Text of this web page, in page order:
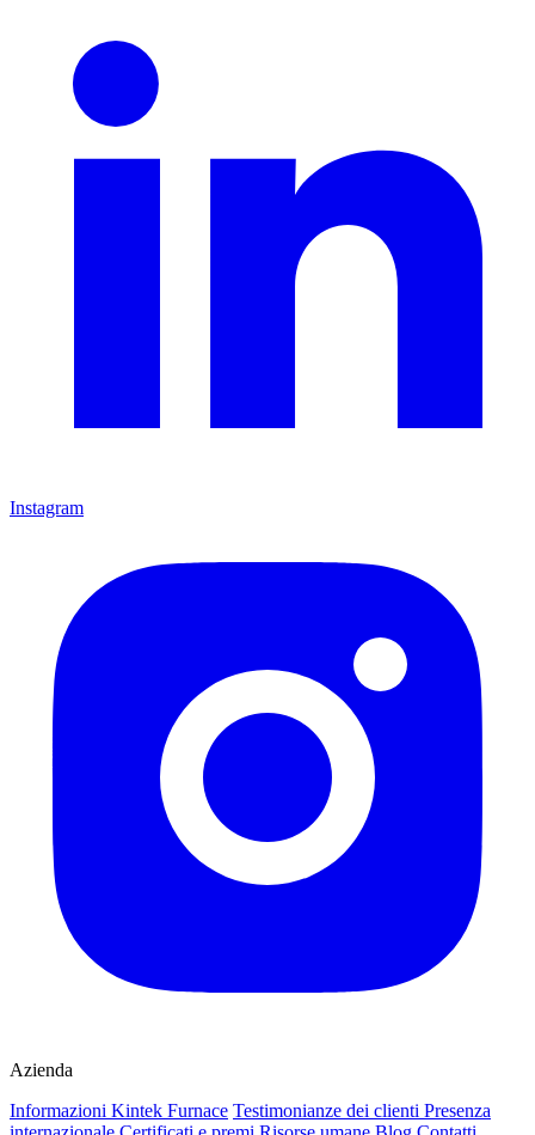
Instagram
Azienda
Informazioni Kintek Furnace Testimonianze dei clienti Presenza